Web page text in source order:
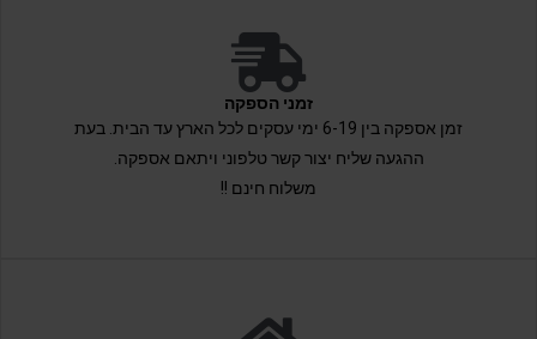
זמני הספקה
זמן אספקה בין 6-19 ימי עסקים לכל הארץ עד הבית. בעת
ההגעה שליח יצור קשר טלפוני ויתאם אספקה.
משלוח חינם !!